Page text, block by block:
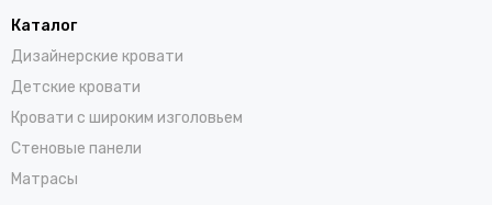
Каталог
Дизайнерские кровати
Детские кровати
Кровати с широким изголовьем
Стеновые панели
Матрасы